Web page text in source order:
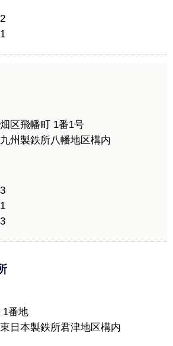
区飛幡町 1番1号
州製鉄所八幡地区構内
1番地
日本製鉄所君津地区構内